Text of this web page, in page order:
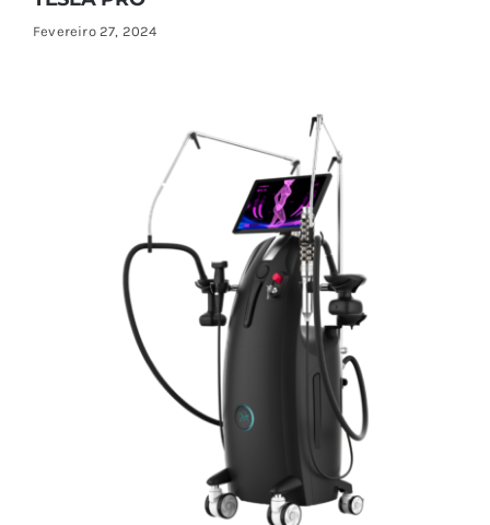
Fevereiro 27, 2024